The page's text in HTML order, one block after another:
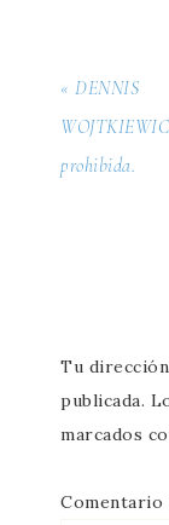
« DENNIS
prohibida.
Tu
publicada.
marcados
Comentario